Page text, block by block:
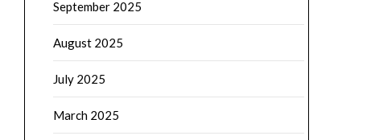
September 2025
August 2025
July 2025
March 2025